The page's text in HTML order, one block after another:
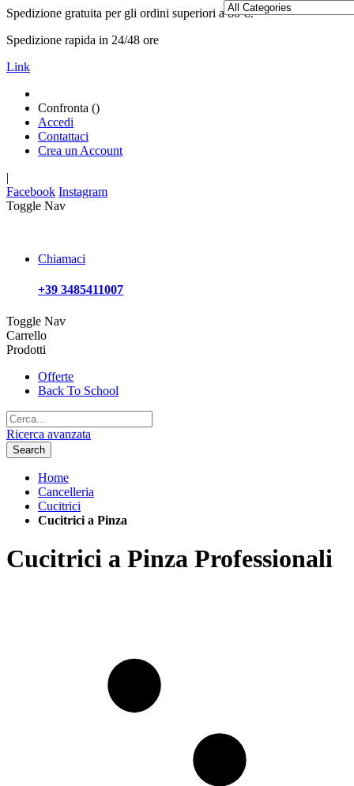
Spedizione gratuita per gli ordini superiori a 80 €!
Spedizione rapida in 24/48 ore
Link
Confronta ()
Accedi
Contattaci
Crea un Account
|
Facebook Instagram
Toggle Nav
Chiamaci
+39 3485411007
Toggle Nav
Carrello
Prodotti
Offerte
Back To School
Ricerca avanzata
Search
Home
Cancelleria
Cucitrici
Cucitrici a Pinza
Cucitrici a Pinza Professionali